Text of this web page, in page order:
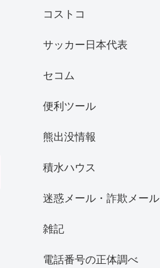
コストコ
サッカー日本代表
セコム
便利ツール
熊出没情報
積水ハウス
迷惑メール・詐欺メール
雑記
電話番号の正体調べ